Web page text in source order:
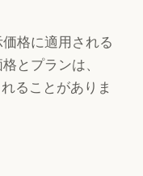
格に適用される
とプランは、
ることがありま